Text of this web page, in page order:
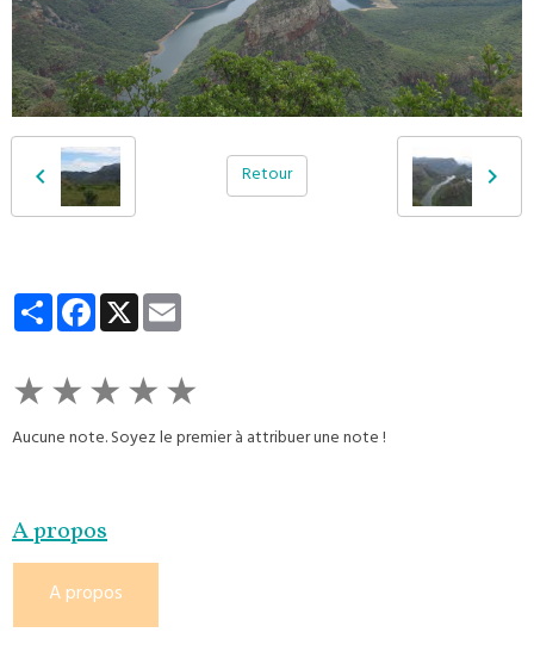
Retour
PartagerFacebook
X
★★★★★
Aucune note. Soyez le premier à attribuer une note !
A propos
A propos